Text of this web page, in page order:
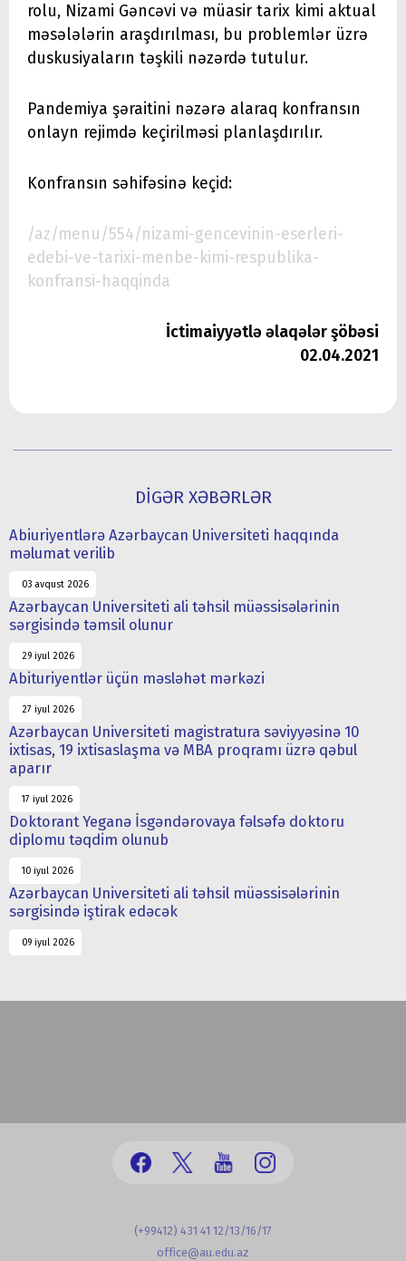
rolu, Nizami Gəncəvi və müasir tarix kimi aktual
məsələlərin araşdırılması, bu problemlər üzrə
duskusiyaların təşkili nəzərdə tutulur.
Pandemiya şəraitini nəzərə alaraq konfransın
onlayn rejimdə keçirilməsi planlaşdırılır.
Konfransın səhifəsinə keçid:
/az/menu/554/nizami-gencevinin-eserleri-
edebi-ve-tarixi-menbe-kimi-respublika-
konfransi-haqqinda
İctimaiyyətlə əlaqələr şöbəsi
02.04.2021
DİGƏR XƏBƏRLƏR
Abiuriyentlərə Azərbaycan Universiteti haqqında
məlumat verilib
03 avqust 2026
Azərbaycan Universiteti ali təhsil müəssisələrinin
sərgisində təmsil olunur
29 iyul 2026
Abituriyentlər üçün məsləhət mərkəzi
27 iyul 2026
Azərbaycan Universiteti magistratura səviyyəsinə 10
ixtisas, 19 ixtisaslaşma və MBA proqramı üzrə qəbul
aparır
17 iyul 2026
Doktorant Yeganə İsgəndərovaya fəlsəfə doktoru
diplomu təqdim olunub
10 iyul 2026
Azərbaycan Universiteti ali təhsil müəssisələrinin
sərgisində iştirak edəcək
09 iyul 2026
(+99412) 431 41 12/13/16/17
office@au.edu.az